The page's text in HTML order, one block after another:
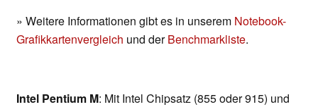
» Weitere Informationen gibt es in unserem Notebook-
Grafikkartenvergleich und derBenchmarkliste.
Intel Pentium M: Mit Intel Chipsatz (855 oder 915) und